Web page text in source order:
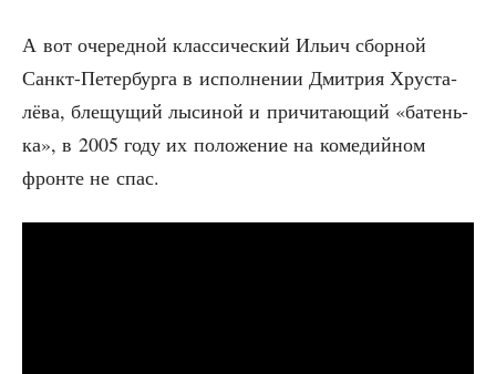
А вот оче­ред­ной клас­си­че­ский Ильич сбор­ной
Санкт-Петер­бур­га в испол­не­нии Дмит­рия Хру­ста­
лё­ва, бле­щу­щий лыси­ной и при­чи­та­ю­щий «батень­
ка», в 2005 году их поло­же­ние на коме­дий­ном
фрон­те не спас.